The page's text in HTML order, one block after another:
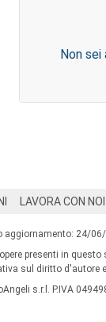
Non
LAVORA CON NOI
aggiornamento: 24/
opere presenti in
sul diritto d'autore
s.r.l. P.IVA